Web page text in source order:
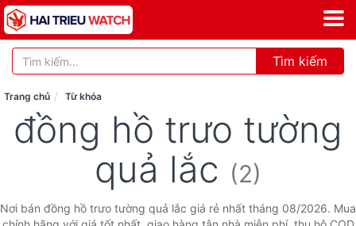
Tìm kiếm
Trang chủ Từ khóa
đồng hồ trưo tường
quả lắc (2)
Nơi bán đồng hồ trưo tường quả lắc giá rẻ nhất tháng 08/2026. Mua